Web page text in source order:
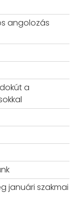
angolozás
a
januári szakmai